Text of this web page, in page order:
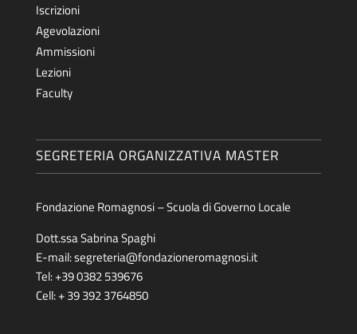
Iscrizioni
Agevolazioni
Ammissioni
Lezioni
Faculty
SEGRETERIA ORGANIZZATIVA MASTER
Fondazione Romagnosi – Scuola di Governo Locale
Dott.ssa Sabrina Spaghi
E-mail:segreteria@fondazioneromagnosi.it
Tel: +39 0382 539676
Cell: + 39 392 3764850